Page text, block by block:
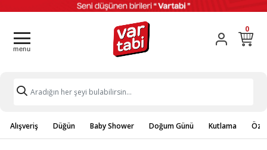
0
Alışveriş Düğün Baby Shower Doğum Günü Kutlama